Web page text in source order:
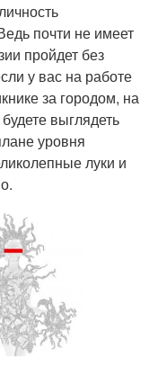
почти не имеет
пройдет без
у вас на работе
за городом, на
выглядеть
уровня
луки и